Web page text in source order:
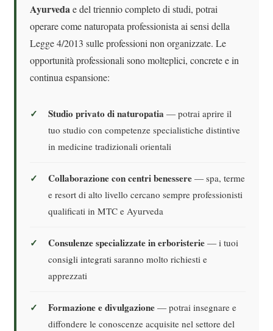
Ayurvedae del triennio completo di studi, potrai
operare come naturopata professionista ai sensi della
Legge 4/2013 sulle professioni non organizzate. Le
opportunità professionali sono molteplici, concrete e in
continua espansione:
Studio privato di naturopatia — potrai aprire il
tuo studio con competenze specialistiche distintive
in medicine tradizionali orientali
Collaborazione con centri benessere — spa, terme
e resort di alto livello cercano sempre professionisti
qualificati in MTC e Ayurveda
Consulenze specializzate in erboristerie — i tuoi
consigli integrati saranno molto richiesti e
apprezzati
Formazione e divulgazione — potrai insegnare e
diffondere le conoscenze acquisite nel settore del